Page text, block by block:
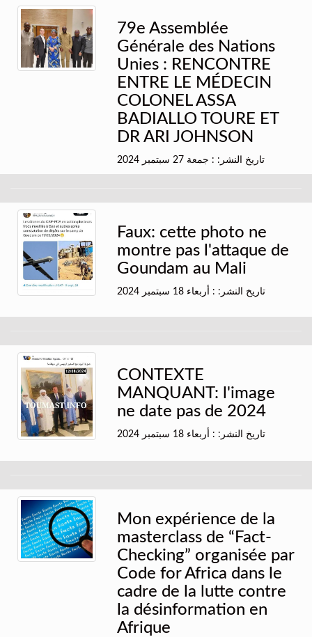
79e Assemblée
Générale des Nations
Unies : RENCONTRE
ENTRE LE MÉDECIN
COLONEL ASSA
BADIALLO TOURE ET
DR ARI JOHNSON
تاريخ النشر: : جمعة 27 سبتمبر 2024
Faux: cette photo ne
montre pas l'attaque de
Goundam au Mali
تاريخ النشر: : أربعاء 18 سبتمبر 2024
CONTEXTE
MANQUANT: l'image
ne date pas de 2024
تاريخ النشر: : أربعاء 18 سبتمبر 2024
Mon expérience de la
masterclass de “Fact-
Checking” organisée par
Code for Africa dans le
cadre de la lutte contre
la désinformation en
Afrique